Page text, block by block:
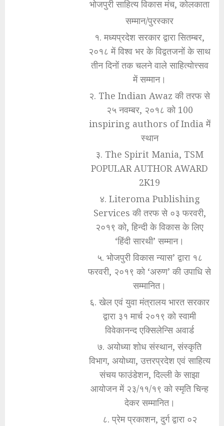
भोजपुरी साहित्य विकास मंच, कोलकाता
सम्मान/पुरस्कार
१. मध्यप्रदेश सरकार द्वारा सितम्बर,
२०१८ में विश्व भर के विद्वतजनों के साथ
तीन दिनों तक चलने वाले साहित्योत्त्सव
में सम्मान।
२. The Indian Awaz की तरफ से
२५ नवम्बर, २०१८ को 100
inspiring authors of India में
स्थान
३. The Spirit Mania, TSM
POPULAR AUTHOR AWARD
2K19
४. Literoma Publishing
Services की तरफ से ०३ फरवरी,
२०१९ को, हिन्दी के विकास के लिए
‘हिंदी सारथी’ सम्मान।
५. भोजपुरी विकास न्यास’ द्वारा १८
फरवरी, २०१९ को ‘अरुण’ की उपाधि से
सम्मानित।
६. खेल एवं युवा मंत्रालय भारत सरकार
द्वारा ३१ मार्च २०१९ को स्वामी
विवेकानन्द एक्सिलेन्सि अवार्ड
७. अयोध्या शोध संस्थान, संस्कृति
विभाग, अयोध्या, उत्तरप्रदेश एवं साहित्य
संचय फाउंडेशन, दिल्ली के साझा
आयोजन में २३/११/१९ को स्मृति चिन्ह
देकर सम्मानित।
८. प्रेम प्रकाशन, दुर्ग द्वारा ०२